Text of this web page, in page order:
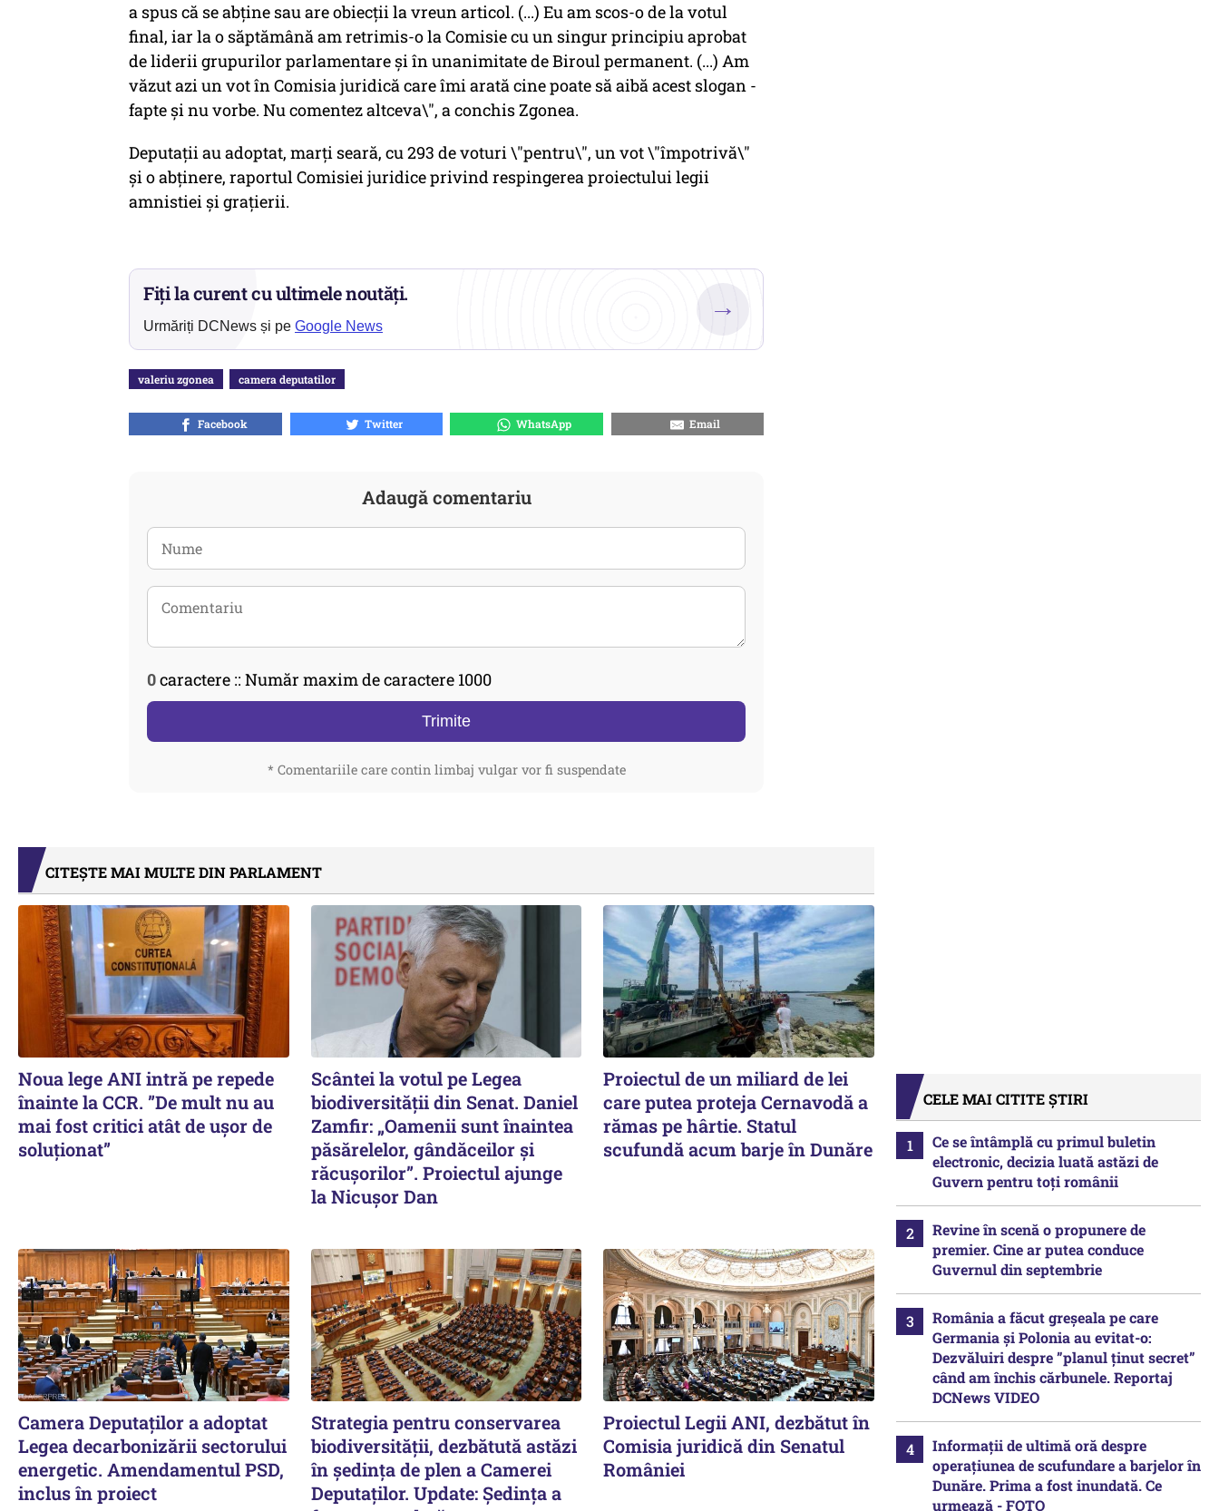
a spus că se abţine sau are obiecţii la vreun articol. (...) Eu am scos-o de la votul
final, iar la o săptămână am retrimis-o la Comisie cu un singur principiu aprobat
de liderii grupurilor parlamentare şi în unanimitate de Biroul permanent. (...) Am
văzut azi un vot în Comisia juridică care îmi arată cine poate să aibă acest slogan -
fapte şi nu vorbe. Nu comentez altceva\", a conchis Zgonea.
Deputaţii au adoptat, marți seară, cu 293 de voturi \"pentru\", un vot \"împotrivă\"
şi o abţinere, raportul Comisiei juridice privind respingerea proiectului legii
amnistiei şi graţierii.
Fiți la curent cu ultimele noutăți.
Urmăriți DCNews și pe Google News
→
valeriu zgonea camera deputatilor
Facebook Twitter WhatsApp Email
Adaugă comentariu
0caractere :: Număr maxim de caractere 1000
Trimite
* Comentariile care contin limbaj vulgar vor fi suspendate
CITEȘTE MAI MULTE DIN PARLAMENT
Noua lege ANI intră pe repede
înainte la CCR. ”De mult nu au
mai fost critici atât de ușor de
soluționat”
Scântei la votul pe Legea
biodiversității din Senat. Daniel
Zamfir: „Oamenii sunt înaintea
păsărelelor, gândăceilor și
răcușorilor”. Proiectul ajunge
la Nicușor Dan
Proiectul de un miliard de lei
care putea proteja Cernavodă a
rămas pe hârtie. Statul
scufundă acum barje în Dunăre
Camera Deputaților a adoptat
Legea decarbonizării sectorului
energetic. Amendamentul PSD,
inclus în proiect
Strategia pentru conservarea
biodiversității, dezbătută astăzi
în ședința de plen a Camerei
Deputaților. Update: Ședința a
Proiectul Legii ANI, dezbătut în
Comisia juridică din Senatul
României
CELE MAI CITITE ȘTIRI
Ce se întâmplă cu primul buletin
electronic, decizia luată astăzi de
Guvern pentru toți românii
Revine în scenă o propunere de
premier. Cine ar putea conduce
Guvernul din septembrie
România a făcut greșeala pe care
Germania și Polonia au evitat-o:
Dezvăluiri despre ”planul ținut secret”
când am închis cărbunele. Reportaj
DCNews VIDEO
Informații de ultimă oră despre
operațiunea de scufundare a barjelor în
Dunăre. Prima a fost inundată. Ce
urmează - FOTO